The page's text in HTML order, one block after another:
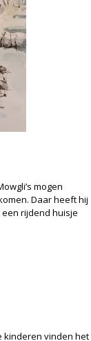
mogen
Daar heeft hij
rijdend huisje
kinderen vinden het